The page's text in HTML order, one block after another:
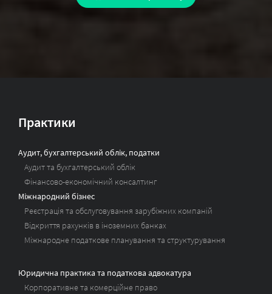
Практики
Аудит, бухгалтерський облік, податки
Аудит та бухгалтерський облік
Фінансово-економічний консалтинг
Міжнародний бізнес
Реєстрація та обслуговування зарубіжних компаній
Відкриття рахунків в іноземних банках
Міжнародне податкове планування та структурування
Юридична практика та податкова адвокатура
Корпоративне та комерційне право